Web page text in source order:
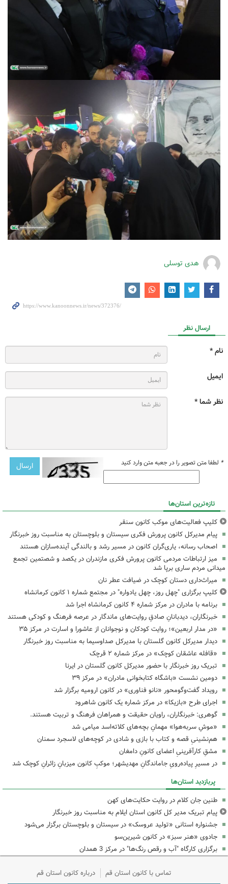
هدی توسلی
ارسال نظر
نام *
ایمیل
نظر شما *
* لطفا متن تصویر را در جعبه متن وارد کنید
تازه‌ترین استان‌ها
کلیپ فعالیت‌های موکب کانون سنقر
پیام مدیرکل کانون پرورش فکری سیستان و بلوچستان به مناسبت روز خبرنگار
اصحاب رسانه، یاری‌گران کانون در مسیر رشد و بالندگی آینده‌سازان هستند
میز ارتباطات مردمی کانون پرورش فکری مازندران در یکصد و شصتمین تجمع
میدانی مردم ساری برپا شد
میراث‌داری دستان کوچک در ضیافت عطر نان
کلیپ برگزاری "چهل روز، چهل یادواره" در مجتمع شماره ۱ کانون کرمانشاه
برنامه با مادران در مرکز شماره ۴ کانون کرمانشاه اجرا شد
خبرنگاران، دیدبانانِ صادقِ روایت‌های ماندگار در عرصه فرهنگ و کودکی هستند
«در مدار اربعین»؛ روایت کودکان و نوجوانان از عاشورا و اسارت در مرکز ۳۵
دیدار مدیرکل کانون گلستان با مدیرکل صداوسیما به مناسبت روز خبرنگار
«قافله عاشقان کوچک» در مرکز شماره ۲ قرچک
تبریک روز خبرنگار با حضور مدیرکل کانون گلستان در ایرنا
دومین نشست «باشگاه کتابخوانی مادران» در مرکز ۳۹
رویداد گفت‌وگومحور «نانو فناوری» در کانون ارومیه برگزار شد
اجرای طرح «بازیکا» در مرکز شماره یک کانون شاهرود
گوهری: خبرنگاران، راویان حقیقت و همراهان فرهنگ و تربیت هستند.
«موشِ سربه‌هوا» مهمانِ بچه‌های کلاته‌اسد میامی شد
هم‌نشینیِ قصه و کتاب با بازی و شادی در کوچه‌های لاسجرد سمنان
مشقِ کارآفرینیِ اعضای کانونِ دامغان
در مسیرِ پیاده‌رویِ جاماندگانِ مهدیشهر؛ موکبِ کانون میزبانِ زائرانِ کوچک شد
پربازدید استان‌ها
طنین جان کلام در روایت حکایت‌های کهن
پیام تبریک مدیر کل کانون استان ایلام به مناسبت روز خبرنگار
جشنواره استانی «تولید عروسک» در سیستان و بلوچستان برگزار می‌شود
جادوی «هنر سبز» در کانون شیرین‌سو
برگزاری کارگاه "آب و رقص رنگ‌ها" در مرکز 3 همدان
تماس با کانون استان قم درباره کانون استان قم